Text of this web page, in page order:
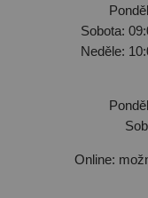
Sobota:
Neděle:
Online: